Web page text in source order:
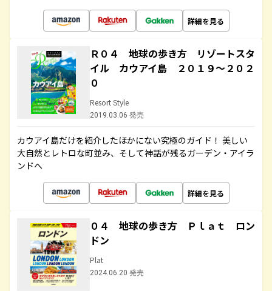
詳細を見る
Ｒ０４ 地球の歩き方 リゾートスタ
イル カウアイ島 ２０１９～２０２
０
Resort Style
2019.03.06 発売
カウアイ島だけを紹介したほかにない究極のガイド！ 美しい
大自然とレトロな町並み、そして神話が残るガーデン・アイラ
ンドへ
詳細を見る
０４ 地球の歩き方 Ｐｌａｔ ロン
ドン
Plat
2024.06.20 発売